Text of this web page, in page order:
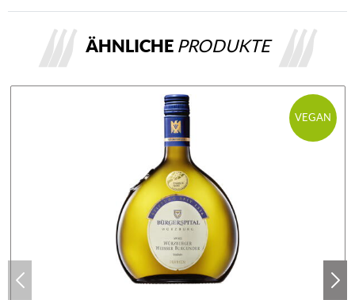
ÄHNLICHE PRODUKTE
VEGAN